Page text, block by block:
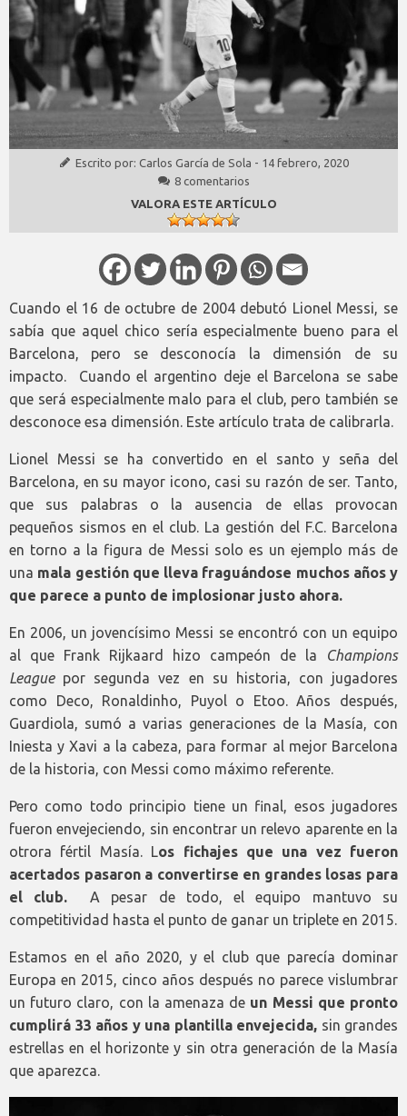
Escrito por: Carlos García de Sola - 14 febrero, 2020
8 comentarios
VALORA ESTE ARTÍCULO
Cuando el 16 de octubre de 2004 debutó Lionel Messi, se
sabía que aquel chico sería especialmente bueno para el
Barcelona, pero se desconocía la dimensión de su
impacto. Cuando el argentino deje el Barcelona se sabe
que será especialmente malo para el club, pero también se
desconoce esa dimensión. Este artículo trata de calibrarla.
Lionel Messi se ha convertido en el santo y seña del
Barcelona, en su mayor icono, casi su razón de ser. Tanto,
que sus palabras o la ausencia de ellas provocan
pequeños sismos en el club. La gestión del F.C. Barcelona
en torno a la figura de Messi solo es un ejemplo más de
una mala gestión que lleva fraguándose muchos años y
que parece a punto de implosionar justo ahora.
En 2006, un jovencísimo Messi se encontró con un equipo
al que Frank Rijkaard hizo campeón de la
Champions
Leaguepor segunda vez en su historia, con jugadores
como Deco, Ronaldinho, Puyol o Etoo. Años después,
Guardiola, sumó a varias generaciones de la Masía, con
Iniesta y Xavi a la cabeza, para formar al mejor Barcelona
de la historia, con Messi como máximo referente.
Pero como todo principio tiene un final, esos jugadores
fueron envejeciendo, sin encontrar un relevo aparente en la
otrora fértil Masía. Los fichajes que una vez fueron
acertados pasaron a convertirse en grandes losas para
el club. A pesar de todo, el equipo mantuvo su
competitividad hasta el punto de ganar un triplete en 2015.
Estamos en el año 2020, y el club que parecía dominar
Europa en 2015, cinco años después no parece vislumbrar
un futuro claro, con la amenaza de un Messi que pronto
cumplirá 33 años y una plantilla envejecida, sin grandes
estrellas en el horizonte y sin otra generación de la Masía
que aparezca.